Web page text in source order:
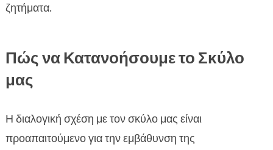
ζητήματα.
Πώς να Κατανοήσουμε το Σκύλο
μας
Η διαλογική σχέση με τον σκύλο μας είναι
προαπαιτούμενο για την εμβάθυνση της